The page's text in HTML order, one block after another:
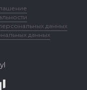
данных
данных